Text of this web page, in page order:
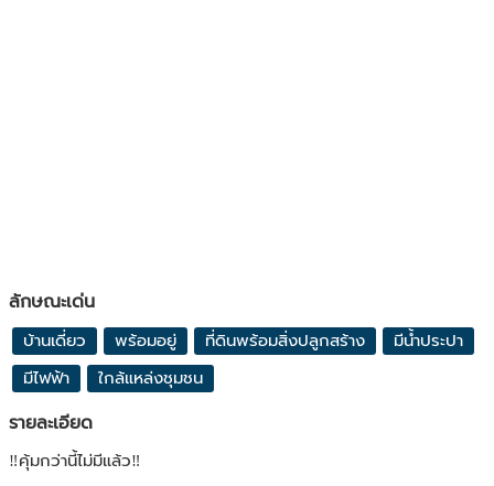
ลักษณะเด่น
บ้านเดี่ยว พร้อมอยู่ ที่ดินพร้อมสิ่งปลูกสร้าง มีน้ำประปา
มีไฟฟ้า ใกล้แหล่งชุมชน
รายละเอียด
‼️คุ้มกว่านี้ไม่มีแล้ว‼️